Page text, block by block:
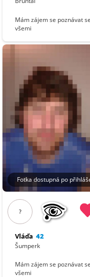
Mám zájem se poznávat se
všemi
Fotka dostupná po
?
Vláďa 42
Šumperk
Mám zájem se poznávat se
všemi